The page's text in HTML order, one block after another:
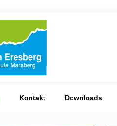
Kontakt Downloads